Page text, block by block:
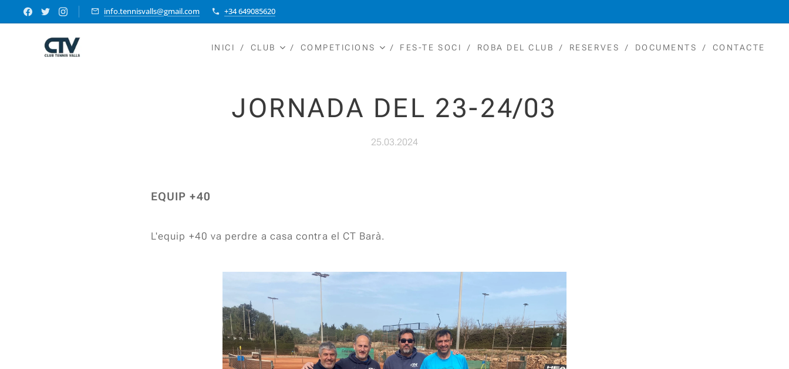
info.tennisvalls@gmail.com +34 649085620
INICI CLUB COMPETICIONS FES-TE SOCI ROBA DEL CLUB RESERVES DOCUMENTS CONTACTE
JORNADA DEL 23-24/03
25.03.2024
EQUIP +40
L'equip +40 va perdre a casa contra el CT Barà.